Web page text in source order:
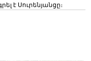
է Սուրենյանցը։